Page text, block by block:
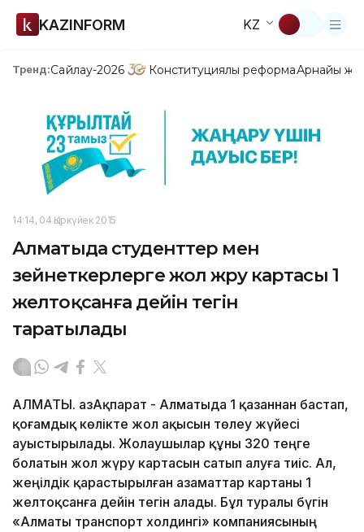
KAZINFORM KZ
Тренд:Сайлау-2026 Конституциялық реформаАрнайы
14:14, 04 Қыркүйек 2015
Алматыда студенттер мен
зейнеткерлерге жол жүру картасы 1
желтоқсанға дейін тегін
таратылады
АЛМАТЫ. ҚазАқпарат - Алматыда 1 қазаннан бастап,
қоғамдық көлікте жол ақысын төлеу жүйесі
ауыстырылады. Жолаушылар құны 320 теңге
болатын жол жүру картасын сатып алуға тиіс. Ал,
жеңілдік қарастырылған азаматтар картаны 1
желтоқсанға дейін тегін алады. Бұл туралы бүгін
«Алматы транспорт холдингі» компаниясының